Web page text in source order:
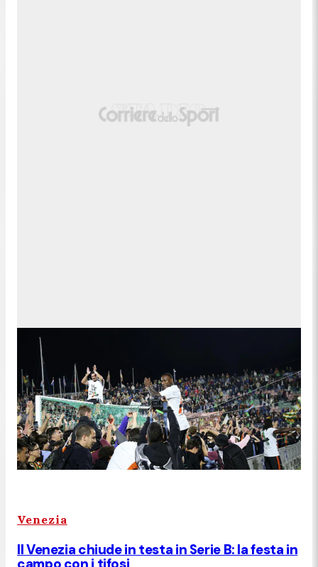
Venezia
Il Venezia chiude in testa in Serie B: la festa in